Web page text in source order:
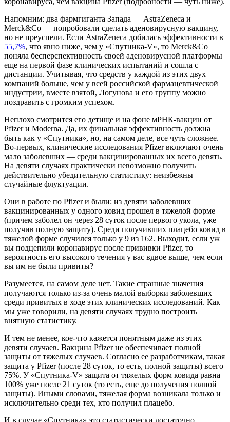
Напомним: два фармгиганта Запада — AstraZeneca и
Merck&Co — попробовали сделать аденовирусную вакцину,
но не преуспели. Если AstraZenecа добилась эффективности в
55,7%, что явно ниже, чем у «Спутника-V», то Merck&Co
поняла бесперспективность своей аденовирусной платформы
еще на первой фазе клинических испытаний и сошла с
дистанции. Учитывая, что средств у каждой из этих двух
компаний больше, чем у всей российской фармацевтической
индустрии, вместе взятой, Логунова и его группу можно
поздравить с громким успехом.
Неплохо смотрится его детище и на фоне мРНК-вакцин от
Pfizer и Moderna. Да, их финальная эффективность должна
быть как у «Спутника», но, на самом деле, все чуть сложнее.
Во-первых, клинические исследования Pfizer включают очень
мало заболевших — среди вакцинированных их всего девять.
На девяти случаях практически невозможно получить
действительно убедительную статистику: неизбежны
случайные флуктуации.
Они в работе по Pfizer и были: из девяти заболевших
вакцинированных у одного ковид прошел в тяжелой форме
(причем заболел он через 28 суток после первого укола, уже
получив полную защиту). Среди получивших плацебо ковид в
тяжелой форме случился только у 9 из 162. Выходит, если уж
вы подцепили коронавирус после прививки Pfizer, то
вероятность его высокого течения у вас вдвое выше, чем если
вы им не были привиты?
Разумеется, на самом деле нет. Такие странные значения
получаются только из-за очень малой выборки заболевших
среди привитых в ходе этих клинических исследований. Как
мы уже говорили, на девяти случаях трудно построить
внятную статистику.
И тем не менее, кое-что кажется понятным даже из этих
девяти случаев. Вакцина Pfizer не обеспечивает полной
защиты от тяжелых случаев. Согласно ее разработчикам, такая
защита у Pfizer (после 28 суток, то есть, полной защиты) всего
75%. У «Спутника-V» защита от тяжелых форм ковида равна
100% уже после 21 суток (то есть, еще до получения полной
защиты). Иными словами, тяжелая форма возникала только и
исключительно среди тех, кто получил плацебо.